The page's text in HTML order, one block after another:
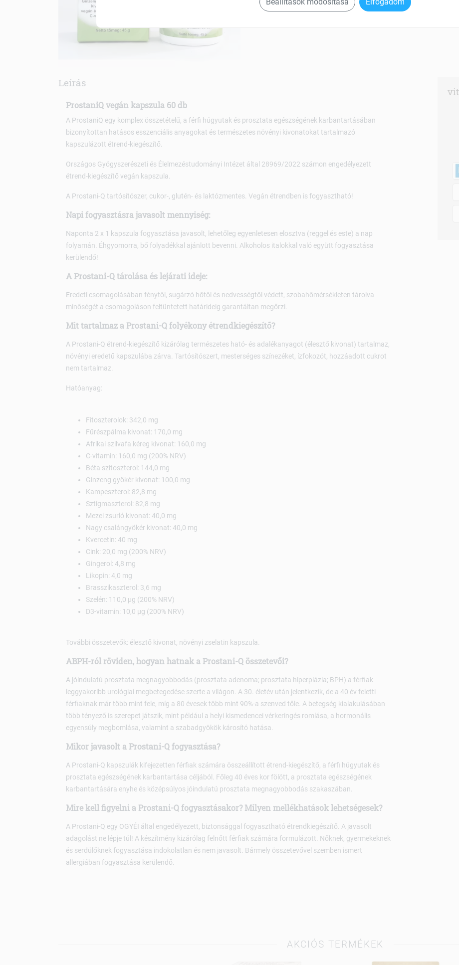
Leírás
ProstaniQ vegán kapszula 60 db
A ProstaniQ egy komplex összetételű, a férfi húgyutak és prosztata egészségének karbantartásában
bizonyítottan hatásos esszenciális anyagokat és természetes növényi kivonatokat tartalmazó
kapszulázott étrend-kiegészítő.
Országos Gyógyszerészeti és Élelmezéstudományi Intézet által 28969/2022 számon engedélyezett
étrend-kiegészítő vegán kapszula.
A Prostani-Q tartósítószer, cukor-, glutén- és laktózmentes. Vegán étrendben is fogyasztható!
Napi fogyasztásra javasolt mennyiség:
Naponta 2 x 1 kapszula fogyasztása javasolt, lehetőleg egyenletesen elosztva (reggel és este) a nap
folyamán. Éhgyomorra, bő folyadékkal ajánlott bevenni. Alkoholos italokkal való együtt fogyasztása
kerülendő!
A Prostani-Q tárolása és lejárati ideje:
Eredeti csomagolásában fénytől, sugárzó hőtől és nedvességtől védett, szobahőmérsékleten tárolva
minőségét a csomagoláson feltüntetett határideig garantáltan megőrzi.
Mit tartalmaz a Prostani-Q folyékony étrendkiegészítő?
A Prostani-Q étrend-kiegészítő kizárólag természetes ható- és adalékanyagot (élesztő kivonat) tartalmaz,
növényi eredetű kapszulába zárva. Tartósítószert, mesterséges színezéket, ízfokozót, hozzáadott cukrot
nem tartalmaz.
Hatóanyag:
Fitoszterolok: 342,0 mg
Fűrészpálma kivonat: 170,0 mg
Afrikai szilvafa kéreg kivonat: 160,0 mg
C-vitamin: 160,0 mg (200% NRV)
Béta szitoszterol: 144,0 mg
Ginzeng gyökér kivonat: 100,0 mg
Kampeszterol: 82,8 mg
Sztigmaszterol: 82,8 mg
Mezei zsurló kivonat: 40,0 mg
Nagy csalángyökér kivonat: 40,0 mg
Kvercetin: 40 mg
Cink: 20,0 mg (200% NRV)
Gingerol: 4,8 mg
Likopin: 4,0 mg
Brasszikaszterol: 3,6 mg
Szelén: 110,0 µg (200% NRV)
D3-vitamin: 10,0 µg (200% NRV)
További összetevők: élesztő kivonat, növényi zselatin kapszula.
ABPH-ról röviden, hogyan hatnak a Prostani-Q összetevői?
A jóindulatú prosztata megnagyobbodás (prosztata adenoma; prosztata hiperplázia; BPH) a férfiak
leggyakoribb urológiai megbetegedése szerte a világon. A 30. életév után jelentkezik, de a 40 év feletti
férfiaknak már több mint fele, míg a 80 évesek több mint 90%-a szenved tőle. A betegség kialakulásában
több tényező is szerepet játszik, mint például a helyi kismedencei vérkeringés romlása, a hormonális
egyensúly megbomlása, valamint a szabadgyökök károsító hatása.
Mikor javasolt a Prostani-Q fogyasztása?
A Prostani-Q kapszulák kifejezetten férfiak számára összeállított étrend-kiegészítő, a férfi húgyutak és
prosztata egészségének karbantartása céljából. Főleg 40 éves kor fölött, a prosztata egészségének
karbantartására enyhe és középsúlyos jóindulatú prosztata megnagyobbodás szakaszában.
Mire kell figyelni a Prostani-Q fogyasztásakor? Milyen mellékhatások lehetségesek?
A Prostani-Q egy OGYÉI által engedélyezett, biztonsággal fogyasztható étrendkiegészítő. A javasolt
adagolást ne lépje túl! A készítmény kizárólag felnőtt férfiak számára formulázott. Nőknek, gyermekeknek
és serdülőknek fogyasztása indokolatlan és nem javasolt. Bármely összetevővel szemben ismert
allergiában fogyasztása kerülendő.
AKCIÓS TERMÉKEK